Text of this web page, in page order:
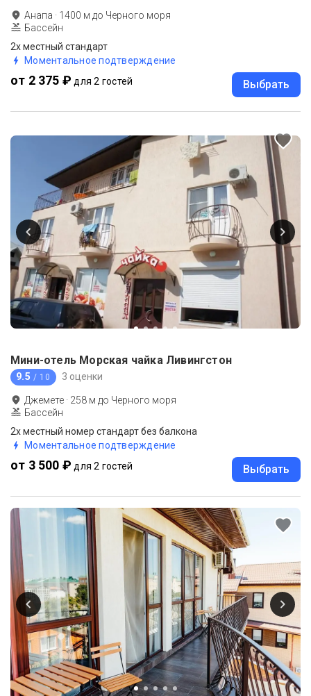
Анапа · 1400 м до Черного моря
Бассейн
2х местный стандарт
Моментальное подтверждение
от 2 375 ₽ для 2 гостей Выбрать
Мини-отель Морская чайка Ливингстон
9.5 / 10 3 оценки
Джемете · 258 м до Черного моря
Бассейн
2х местный номер стандарт без балкона
Моментальное подтверждение
от 3 500 ₽ для 2 гостей Выбрать